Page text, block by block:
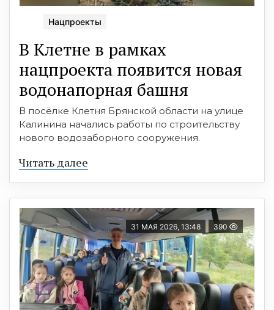
Нацпроекты
В Клетне в рамках
нацпроекта появится новая
водонапорная башня
В посёлке Клетня Брянской области на улице
Калинина начались работы по строительству
нового водозаборного сооружения.
Читать далее
31 МАЯ 2026, 13:48 390